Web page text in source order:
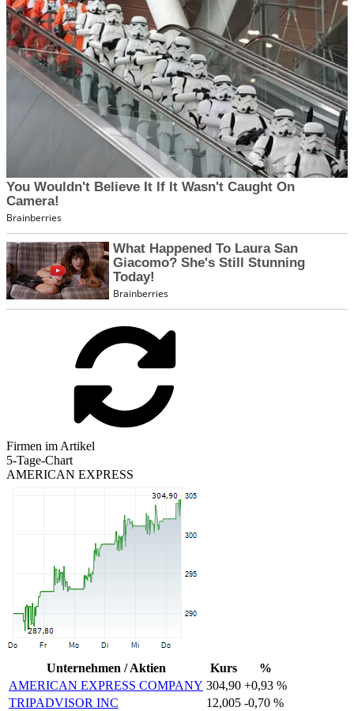
Firmen im Artikel
5-Tage-Chart
AMERICAN EXPRESS
Unternehmen / Aktien Kurs
%
AMERICAN EXPRESS COMPANY 304,90 +0,93 %
TRIPADVISOR INC
12,005 -0,70 %